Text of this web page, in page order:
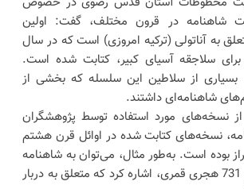
شاهنامه در قرون مختلف، گفت: اولین
به آناتولی (ترکیه امروزی) است که در سال
برای سلاجقه آسیای کبیر، کتابت شده است.
بسیاری از سلاطین این سلسله که بخشی از
شاهنامه‌ای داشتند.
نسخه‌های مورد استفاده توسط پژوهشگران
نسخه‌های کتابت شده در اوائل قرن هشتم
بوده است. به‌طور مثال، می‌توان به شاهنامه
کتابت شده در سال 731 هجری قمری، اشاره کرد که متعلق به دربار